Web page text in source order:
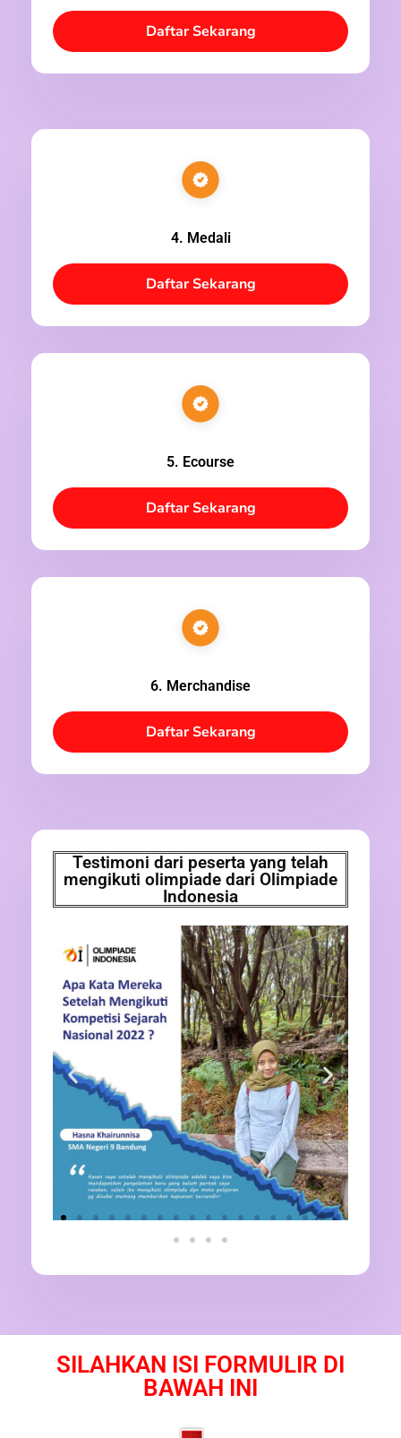
Daftar Sekarang
4. Medali
Daftar Sekarang
5. Ecourse
Daftar Sekarang
6. Merchandise
Daftar Sekarang
Testimoni dari peserta yang telah
mengikuti olimpiade dari Olimpiade
Indonesia
SILAHKAN ISI FORMULIR DI
BAWAH INI